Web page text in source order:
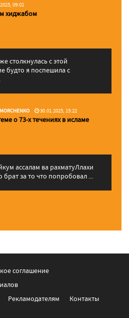
09:02
хиджабом
столкнулась с этой
будто я поспешила с
30.01.2025, 15:22
о 73-х течениях в исламе
брат за то что попробовал ...
соглашение
Рекламодателям Контакты